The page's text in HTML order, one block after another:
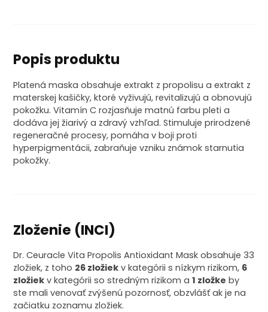
Popis produktu
Platená maska ​​obsahuje extrakt z propolisu a extrakt z
materskej kašičky, ktoré vyživujú, revitalizujú a obnovujú
pokožku. Vitamín C rozjasňuje matnú farbu pleti a
dodáva jej žiarivý a zdravý vzhľad. Stimuluje prirodzené
regeneračné procesy, pomáha v boji proti
hyperpigmentácii, zabraňuje vzniku známok starnutia
pokožky.
Zloženie (INCI)
Dr. Ceuracle Vita Propolis Antioxidant Mask obsahuje 33
zložiek, z toho 26 zložiek v kategórii s nízkym rizikom, 6
zložiek v kategórii so stredným rizikom a1 zložke by
ste mali venovať zvýšenú pozornosť, obzvlášť ak je na
začiatku zoznamu zložiek.